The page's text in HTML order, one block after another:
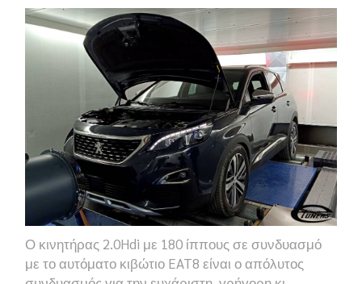
Ο κινητήρας 2.0Hdi με 180 ίππους σε συνδυασμό
με το αυτόματο κιβώτιο EAT8είναι ο απόλυτος